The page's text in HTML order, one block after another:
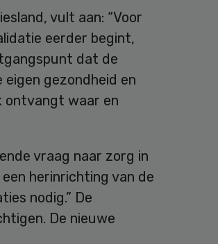
vult aan: “Voor
eerder begint,
dat de
gezondheid en
ontvangt waar en
vraag naar zorg in
herinrichting van de
nodig.” De
De nieuwe